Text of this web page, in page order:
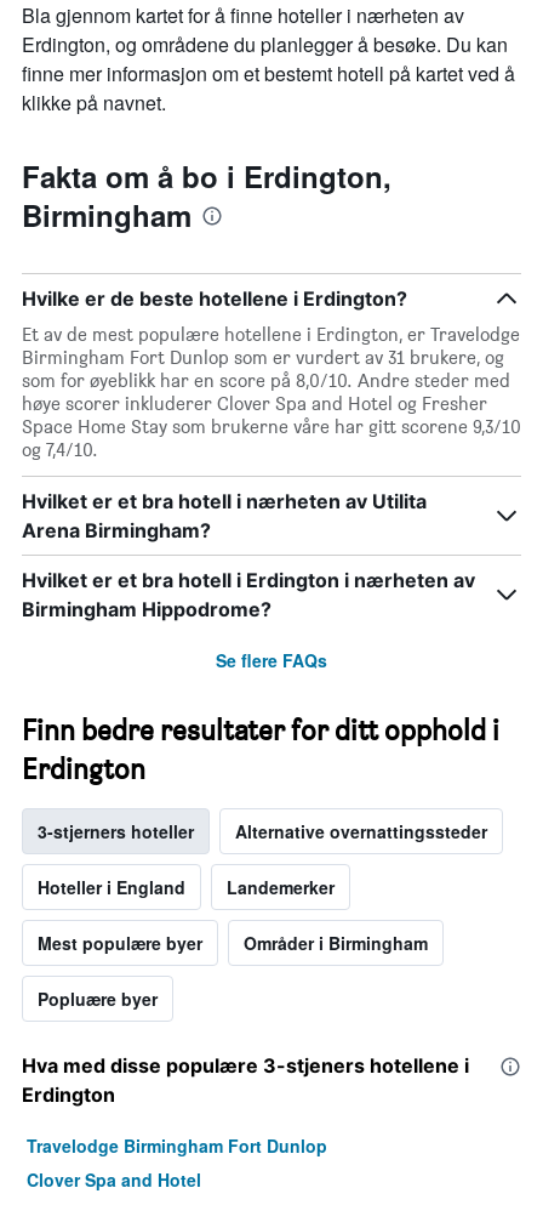
Bla gjennom kartet for å finne hoteller i nærheten av
Erdington, og områdene du planlegger å besøke. Du kan
finne mer informasjon om et bestemt hotell på kartet ved å
klikke på navnet.
Fakta om å bo i Erdington,
Birmingham
Hvilke er de beste hotellene i Erdington?
Et av de mest populære hotellene i Erdington, er Travelodge
Birmingham Fort Dunlop som er vurdert av 31 brukere, og
som for øyeblikk har en score på 8,0/10. Andre steder med
høye scorer inkluderer Clover Spa and Hotel og Fresher
Space Home Stay som brukerne våre har gitt scorene 9,3/10
og 7,4/10.
Hvilket er et bra hotell i nærheten av Utilita
Arena Birmingham?
Hvilket er et bra hotell i Erdington i nærheten av
Birmingham Hippodrome?
Se flere FAQs
Finn bedre resultater for ditt opphold i
Erdington
3-stjerners hoteller Alternative overnattingssteder
Hoteller i England Landemerker
Mest populære byer Områder i Birmingham
Popluære byer
Hva med disse populære 3-stjeners hotellene i
Erdington
Travelodge Birmingham Fort Dunlop
Clover Spa and Hotel